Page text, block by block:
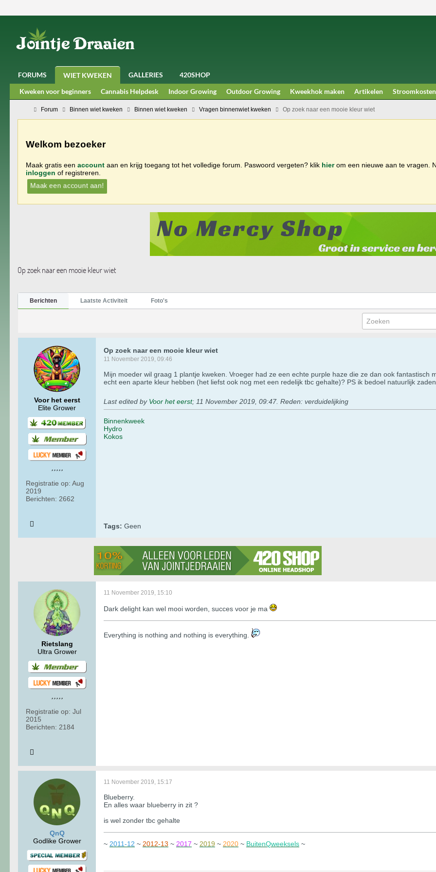
FORUMS WIET KWEKEN GALLERIES
420SHOP
Kweken voor beginners
Cannabis Helpdesk Indoor Growing Outdoor Growing Kweekhok maken Artikelen Stroomkosten
Forum Binnen wiet kweken Binnen wiet kweken Vragen binnenwiet kweken Op zoek naar een mooie kleur wiet
Welkom bezoeker
Maak gratis een account aan en krijg toegang tot het volledige forum. Paswoord vergeten? klik hierom een nieuwe aan te vragen.
inloggen of registreren.
Maak een account aan!
Op zoek naar een mooie kleur wiet
Berichten Laatste Activiteit Foto's
Voor het eerst
Elite Grower
Registratie op: Aug
2019
Berichten: 2662
Op zoek naar een mooie kleur wiet
11 November 2019, 09:46
Mijn moeder wil graag 1 plantje kweken. Vroeger had ze een echte purple haze die ze dan ook
echt een aparte kleur hebben (het liefst ook nog met een redelijk tbc gehalte)? PS ik bedoel natuurlijk
Last edited by Voor het eerst; 11 November 2019, 09:47 Reden: verduidelijking
Binnenkweek
Hydro
Kokos
Tags: Geen
Rietslang
Ultra Grower
Registratie op: Jul
2015
Berichten: 2184
11 November 2019, 15:10
Dark delight kan wel mooi worden, succes voor je ma
​​​​​​Everything is nothing and nothing is everything.
QnQ
Godlike Grower
11 November 2019, 15:17
Blueberry.
En alles waar blueberry in zit ?
is wel zonder tbc gehalte
~ 2011-12 ~ 2012-13 ~ 2017 ~ 2019 ~ 2020 ~ BuitenQweeksels ~